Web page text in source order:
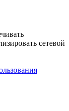
сетевой